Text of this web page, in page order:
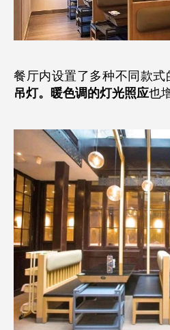
餐厅内设置了多种不同款式
吊灯。 暖色调的灯光照应也